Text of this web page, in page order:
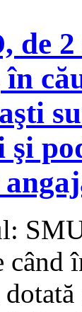
de
când